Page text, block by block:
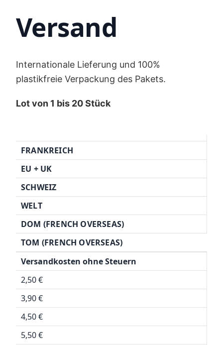
Versand
Internationale Lieferung und 100%
plastikfreie Verpackung des Pakets.
Lot von 1 bis 20 Stück
FRANKREICH
EU + UK
SCHWEIZ
WELT
DOM (FRENCH OVERSEAS)
TOM (FRENCH OVERSEAS)
Versandkosten ohne Steuern
2,50 €
3,90 €
4,50 €
5,50 €